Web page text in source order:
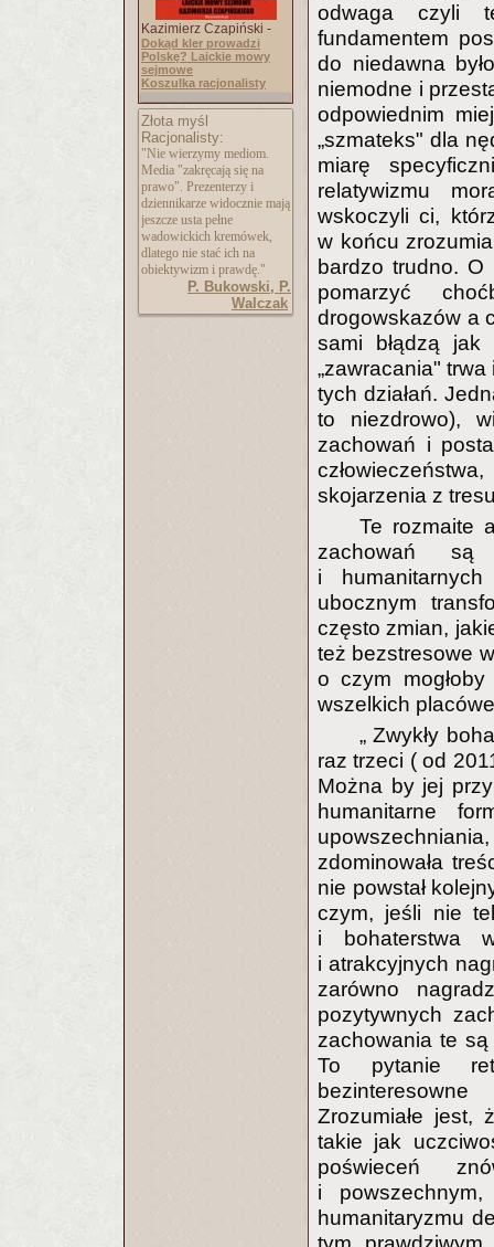
Kazimierz Czapiński -
Dokąd kler prowadzi
Polskę? Laickie mowy
sejmowe
Koszulka racjonalisty
Złota myśl
Racjonalisty:
"Nie wierzymy mediom.
Media "zakręcają się na
prawo". Prezenterzy i
dziennikarze widocznie mają
jeszcze usta pełne
wadowickich kremówek,
dlatego nie stać ich na
obiektywizm i prawdę."
P. Bukowski, P.
Walczak
odwaga czyli
fundamentem
do niedawna
niemodne i
odpowiednim
„szmateks" dla
miarę
relatywizmu
wskoczyli ci,
w końcu
bardzo trudno.
pomarzyć
drogowskazów a
sami błądzą
„zawracania"
tych działań.
to niezdrowo),
zachowań i
skojarzenia z
Te rozmaite
zachowań są
i
ubocznym
często zmian,
też bezstresowe
o czym
wszelkich
„ Zwykły
raz trzeci ( od
Można by jej
humanitarne
zdominowała
nie powstał
czym, jeśli nie
i bohaterstwa
i atrakcyjnych
zarówno
pozytywnych
zachowania te
To pytanie
Zrozumiałe jest,
takie jak
poświeceń
i
humanitaryzmu